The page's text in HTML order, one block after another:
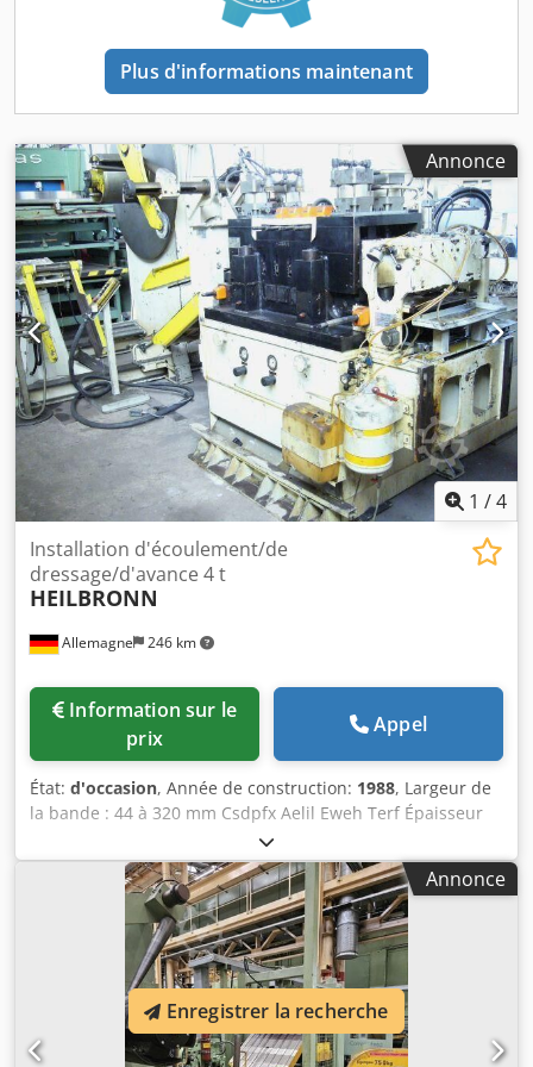
Plus d'informations maintenant
Annonce
1 /4
Allemagne 246 km
Installation d'écoulement/de
dressage/d'avance 4 t
HEILBRONN
prix
Appel
État: d'occasion, Année de construction: 1988, Largeur de
la bande : 44 à 320 mm Csdpfx Aelil Eweh Terf Épaisseur
de la bande : 0,66 à 4 mm Section transversale maximale
de la bande : 930 mm² Matériau de référence (résistance à
la traction) : St42-2 (500 N/mm²) Limite d’élasticité
maximale : 280 N/mm² Poids maximal de la bobine : 4 t
Diamètre maximal de la bobine : 1 500 mm
Annonce
Enregistrer la recherche